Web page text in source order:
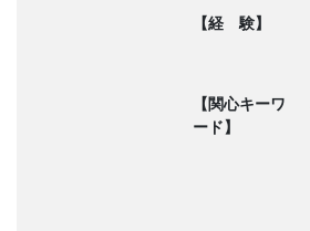
【経 験】
【関心キーワ
ード】